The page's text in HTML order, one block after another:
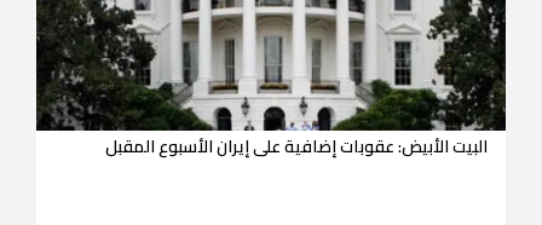
البيت الأبيض: عقوبات إضافية على إيران الأسبوع المقبل